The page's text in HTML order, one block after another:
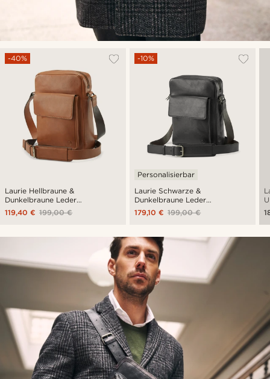
Laurie Hellbraune &
Dunkelbraune Leder
Umhängetasche
-40%
199,00 €
119,40 €
Laurie Schwarze &
Dunkelbraune Leder
Umhängetasche
-10%
Personalisierbar
199,00 €
179,10 €